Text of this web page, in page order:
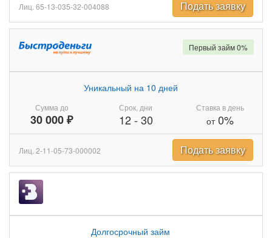
Лиц. 65-13-035-32-004088 Подать заявку
Сумма до
30 000 ₽
Уникальный на 10 дней
Срок, дни
12- 30
Ставка в день
от0%
Первый займ 0%
Лиц. 2-11-05-73-000002 Подать заявку
Долгосрочный займ